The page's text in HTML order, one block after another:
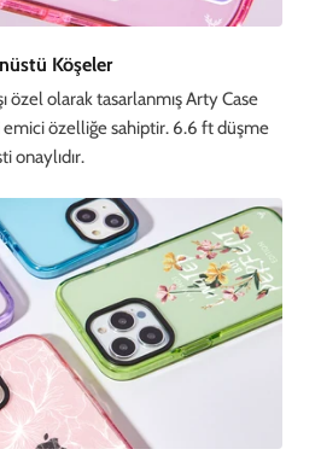
Köşeler
özel olarak tasarlanmış Arty Case
emici özelliğe sahiptir. 6.6 ft düşme
onaylıdır.